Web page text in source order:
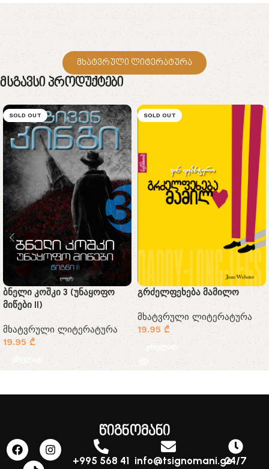
მხატვრული ლიტერატურა
Მსგავსი Პროდუქტები
SOLD OUT
ბნელი კოშკი 3 (უნაყოფო
მიწები II)
მხატვრული ლიტერატურა
19.95₾
ვრცლად
SOLD OUT
გრძელფეხება მამილო
მხატვრული ლიტერატურა
19.95 ₾
ვრცლად
წიგნომანი
+995 568 41 info@tsignomani.ge24/7